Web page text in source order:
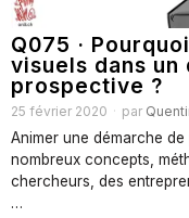
Q075 ·
visuels dans
prospective ?
25 février 2020 par
Animer une démarche
nombreux concepts,
chercheurs, des
…